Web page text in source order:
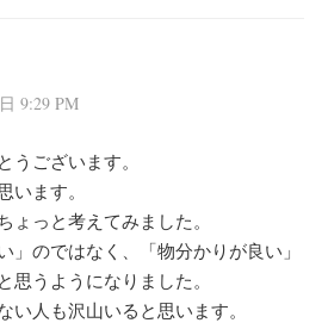
9:29 PM
うございます。
います。
ょっと考えてみました。
」のではなく、「物分かりが良い」
思うようになりました。
い人も沢山いると思います。